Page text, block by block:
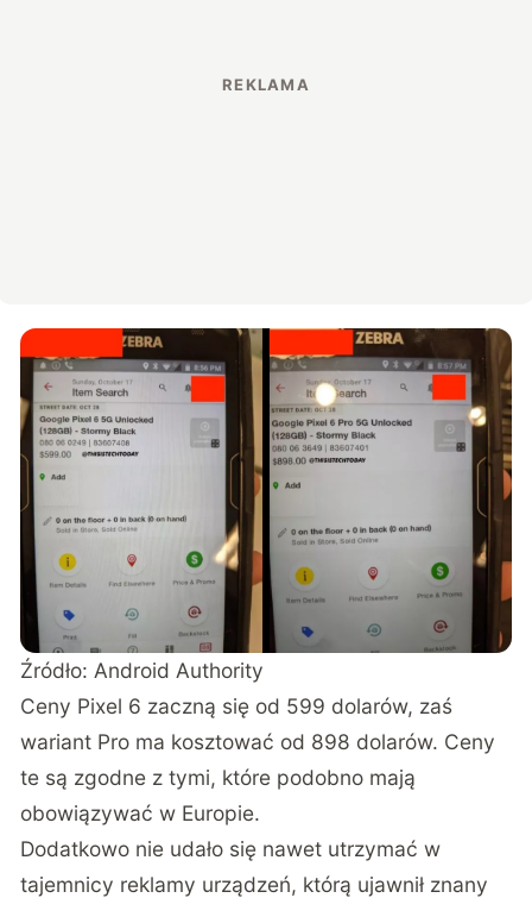
Źródło: Android Authority
Ceny Pixel 6 zaczną się od 599 dolarów, zaś
wariant Pro ma kosztować od 898 dolarów. Ceny
te są zgodne z tymi, które podobno mają
obowiązywać w Europie.
Dodatkowo nie udało się nawet utrzymać w
tajemnicy reklamy urządzeń, którą ujawnił znany